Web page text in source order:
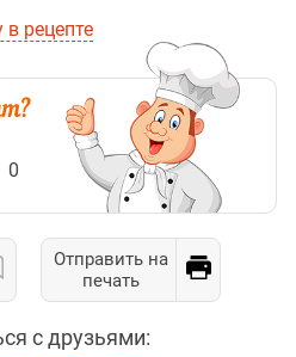
рецепте
0
Отправить на
печать
с друзьями: